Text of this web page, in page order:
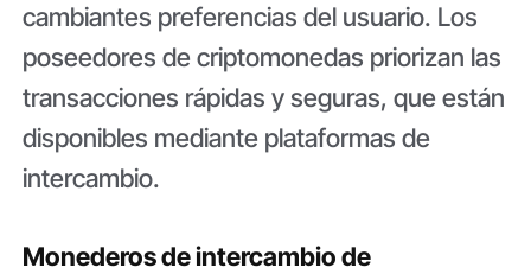
cambiantes preferencias del usuario. Los
poseedores de criptomonedas priorizan las
transacciones rápidas y seguras, que están
disponibles mediante plataformas de
intercambio.
Monederos de intercambio de